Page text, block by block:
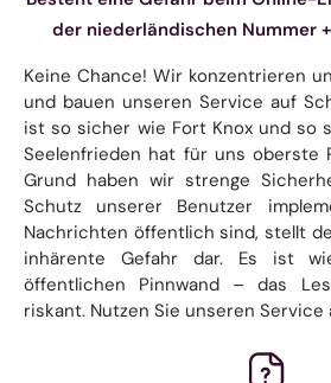
der niederländischen Nummer
Keine Chance! Wir konzentrieren
und bauen unseren Service auf
ist so sicher wie Fort Knox und so
Seelenfrieden hat für uns oberste
Grund haben wir strenge
Schutz unserer Benutzer
Nachrichten öffentlich sind, stellt
inhärente Gefahr dar. Es ist
öffentlichen Pinnwand – das
riskant. Nutzen Sie unseren Service